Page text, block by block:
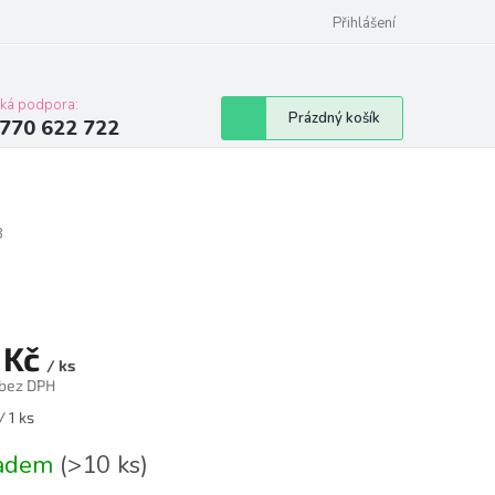
Přihlášení
podpora:
622 722
Nákupní
košík
Prázdný košík
/ ks
DPH
1 ks
(>10 ks)